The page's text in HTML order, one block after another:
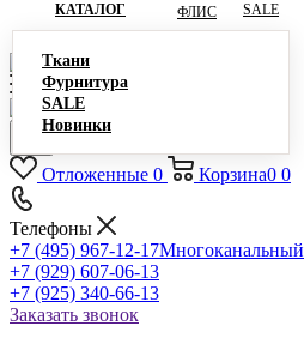
КАТАЛОГ
Ткани
Фурнитура
SALE
Новинки
ФЛИС SALE
Отложенные 0 Корзина0 0
Телефоны
+7 (495) 967-12-17Многоканальный
+7 (929) 607-06-13
+7 (925) 340-66-13
Заказать звонок